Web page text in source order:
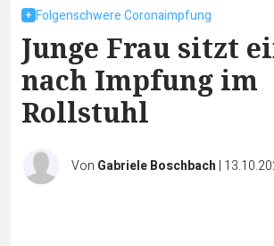
Folgenschwere Coronaimpfung
Junge Frau sitzt
nach Impfung im
Rollstuhl
Von Gabriele Boschbach |